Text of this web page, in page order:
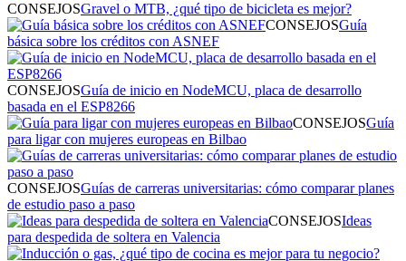
CONSEJOSGravel o MTB, ¿qué tipo de bicicleta es mejor?
CONSEJOSGuía
básica sobre los créditos con ASNEF
CONSEJOSGuía de inicio en NodeMCU, placa de desarrollo
basada en el ESP8266
CONSEJOSGuía
para ligar con mujeres europeas en Bilbao
CONSEJOSGuías de carreras universitarias: cómo comparar planes
de estudio paso a paso
CONSEJOSIdeas
para despedida de soltera en Valencia